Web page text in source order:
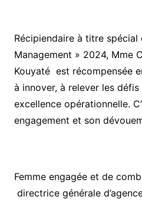
Récipiendaire à titre spécial
Management » 2024, Mme
Kouyaté est récompensée
à innover, à relever les
excellence opérationnelle.
engagement et son
Femme engagée et de
directrice générale